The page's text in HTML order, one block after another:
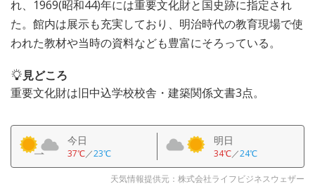
れ、1969(昭和44)年には重要文化財と国史跡に指定され
た。館内は展示も充実しており、明治時代の教育現場で使
われた教材や当時の資料なども豊富にそろっている。
見どころ
重要文化財は旧中込学校校舎・建築関係文書3点。
今日
37℃／23℃
明日
34℃／24℃
天気情報提供元：株式会社ライフビジネスウェザー